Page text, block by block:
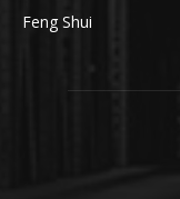
Feng Shui